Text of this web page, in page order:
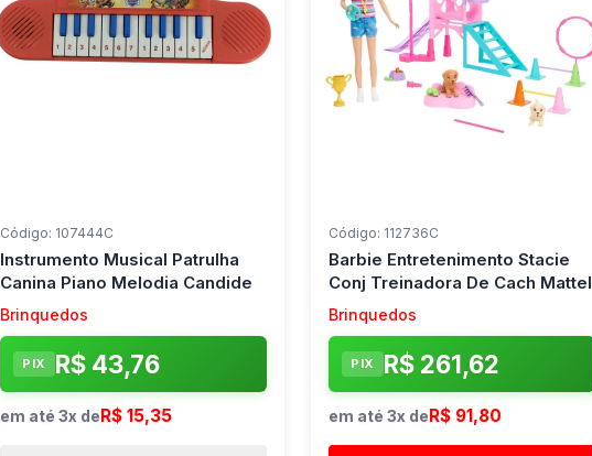
Código: 107444C
Instrumento Musical Patrulha
Canina Piano Melodia Candide
Brinquedos
PIX R$ 43,76
em até 3x deR$ 15,35
Código: 112736C
Barbie Entretenimento Stacie
Conj Treinadora De Cach Mattel
Brinquedos
PIX R$ 261,62
em até 3x deR$ 91,80